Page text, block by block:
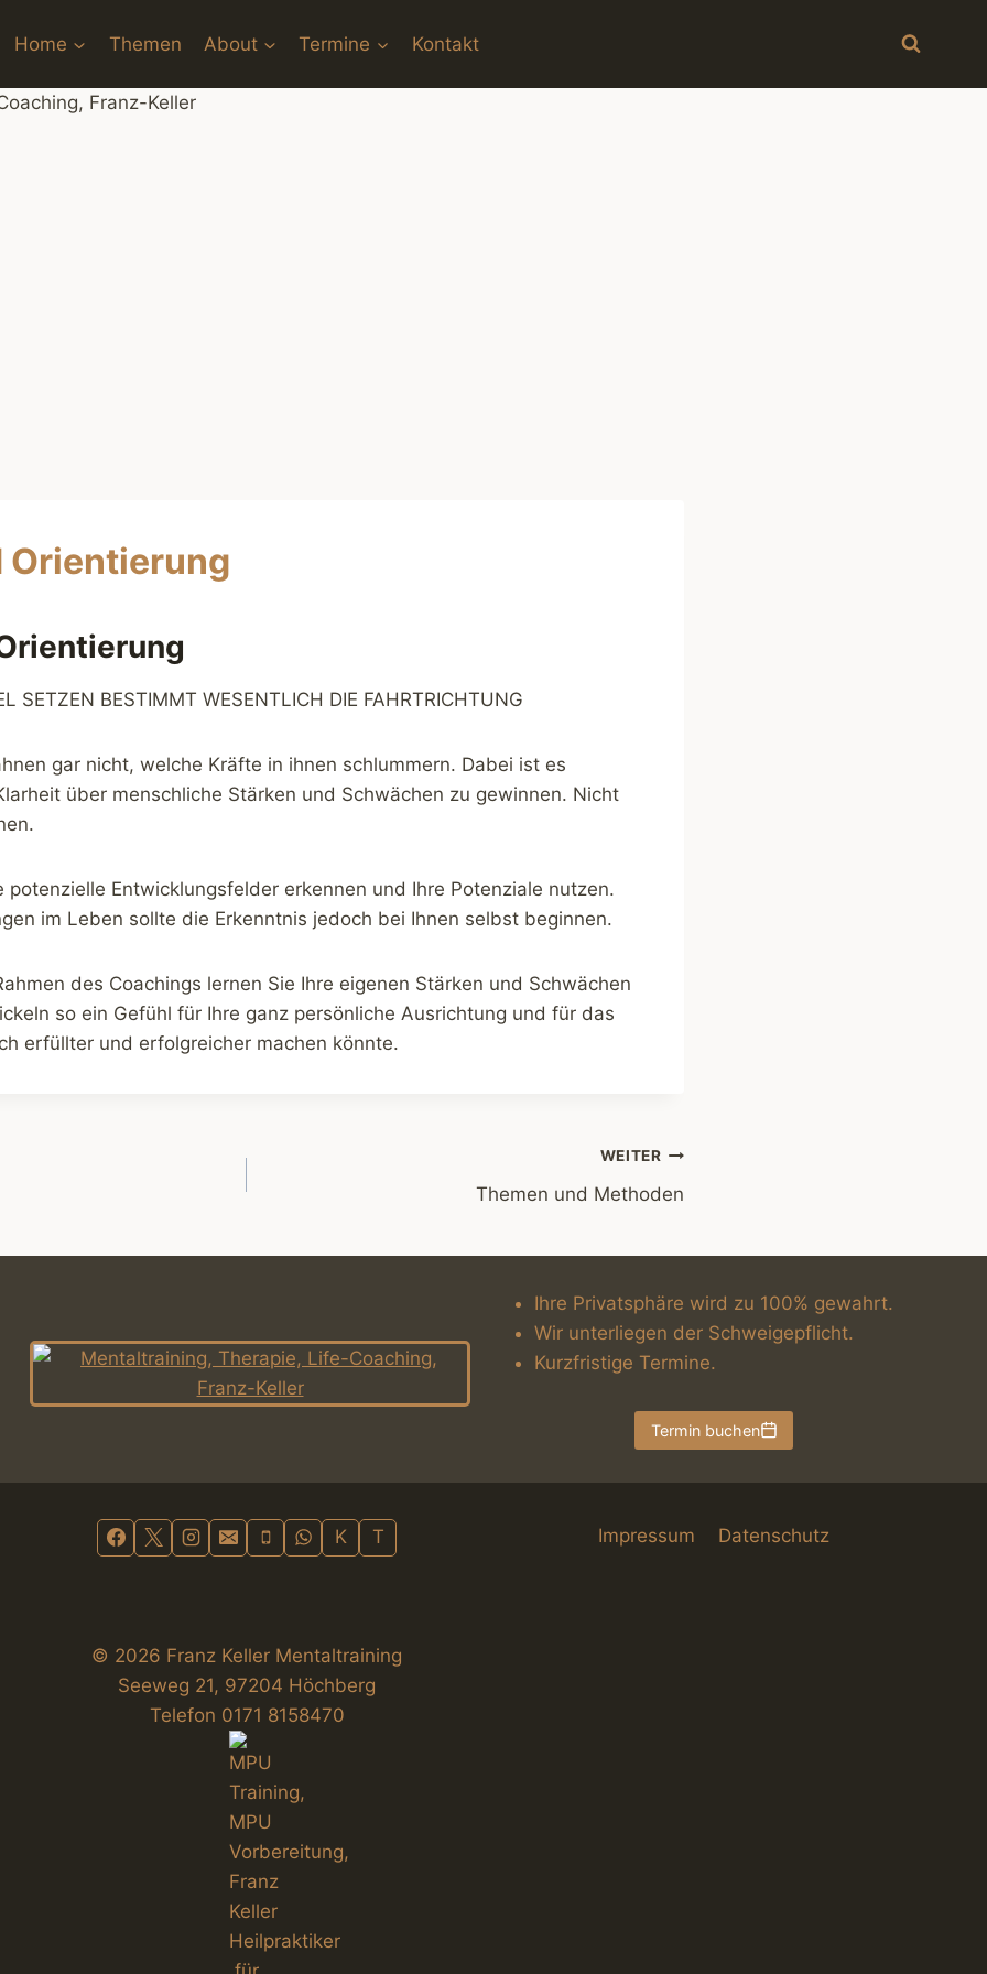
Home Themen About Termine Kontakt
Orientierung
SETZEN BESTIMMT WESENTLICH DIE FAHRTRICHTUNG
gar nicht, welche Kräfte in ihnen schlummern. Dabei ist es
über menschliche Stärken und Schwächen zu gewinnen. Nicht
potenzielle Entwicklungsfelder erkennen und Ihre Potenziale nutzen.
im Leben sollte die Erkenntnis jedoch bei Ihnen selbst beginnen.
des Coachings lernen Sie Ihre eigenen Stärken und Schwächen
so ein Gefühl für Ihre ganz persönliche Ausrichtung und für das
erfüllter und erfolgreicher machen könnte.
WEITER
Themen und Methoden
Ihre Privatsphäre wird zu 100% gewahrt.
Wir unterliegen der Schweigepflicht.
Kurzfristige Termine.
Termin buchen
K T Impressum Datenschutz
© 2026 Franz Keller Mentaltraining
Seeweg 21, 97204 Höchberg
Telefon 0171 8158470